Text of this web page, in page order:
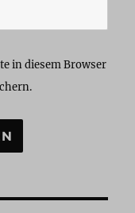
in diesem Browser